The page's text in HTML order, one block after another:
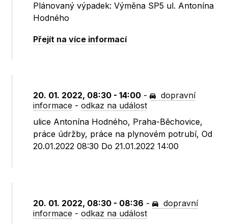
Plánovaný výpadek: Výměna SP5 ul. Antonína
Hodného
Přejít na více informací
20. 01. 2022, 08:30 - 14:00 -
dopravní
informace -odkaz na událost
ulice Antonína Hodného, Praha-Běchovice,
práce údržby, práce na plynovém potrubí, Od
20.01.2022 08:30 Do 21.01.2022 14:00
20. 01. 2022, 08:30 - 08:36 -
dopravní
informace -odkaz na událost